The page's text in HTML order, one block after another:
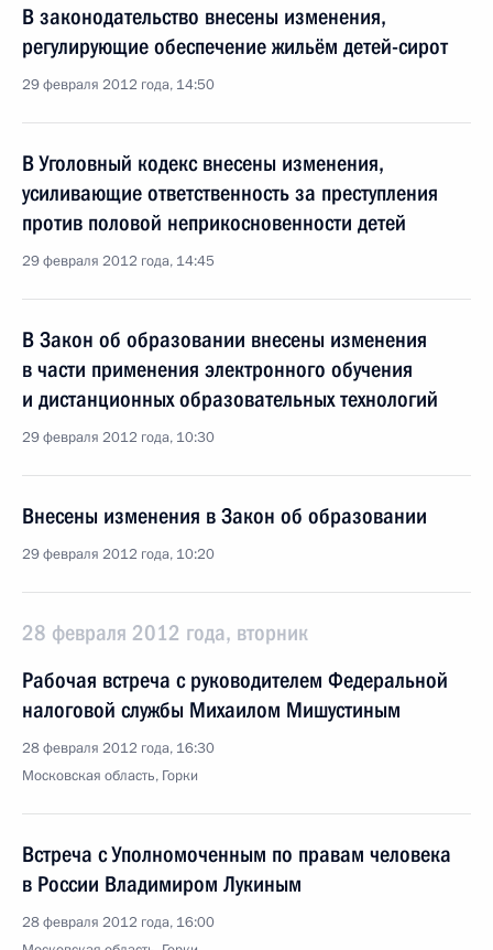
В законодательство внесены изменения,
регулирующие обеспечение жильём детей-сирот
29 февраля 2012 года, 14:50
В Уголовный кодекс внесены изменения,
усиливающие ответственность за преступления
против половой неприкосновенности детей
29 февраля 2012 года, 14:45
В Закон об образовании внесены изменения
в части применения электронного обучения
и дистанционных образовательных технологий
29 февраля 2012 года, 10:30
Внесены изменения в Закон об образовании
29 февраля 2012 года, 10:20
28 февраля 2012 года, вторник
Рабочая встреча с руководителем Федеральной
налоговой службы Михаилом Мишустиным
28 февраля 2012 года, 16:30
Московская область, Горки
Встреча с Уполномоченным по правам человека
в России Владимиром Лукиным
28 февраля 2012 года, 16:00